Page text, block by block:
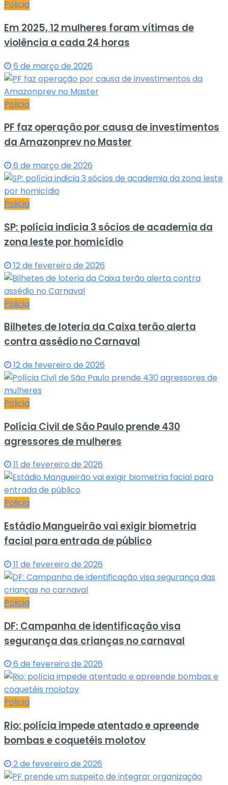
Policia
Em 2025, 12 mulheres foram vítimas de
violência a cada 24 horas
6 de março de 2026
Policia
PF faz operação por causa de investimentos
da Amazonprev no Master
6 de março de 2026
Policia
SP: polícia indicia 3 sócios de academia da
zona leste por homicídio
12 de fevereiro de 2026
Policia
Bilhetes de loteria da Caixa terão alerta
contra assédio no Carnaval
12 de fevereiro de 2026
Policia
Polícia Civil de São Paulo prende 430
agressores de mulheres
11 de fevereiro de 2026
Policia
Estádio Mangueirão vai exigir biometria
facial para entrada de público
11 de fevereiro de 2026
Policia
DF: Campanha de identificação visa
segurança das crianças no carnaval
6 de fevereiro de 2026
Policia
Rio: polícia impede atentado e apreende
bombas e coquetéis molotov
2 de fevereiro de 2026